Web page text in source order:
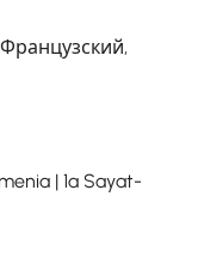
| 1a Sayat-